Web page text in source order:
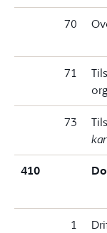
70
71
73
410
1